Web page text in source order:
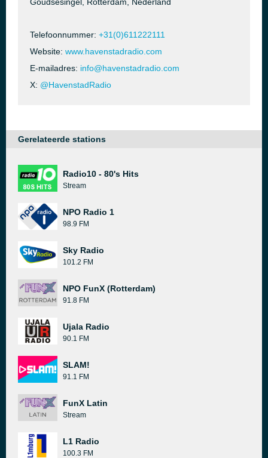
Telefoonnummer: +31(0)611222111
Website: www.havenstadradio.com
E-mailadres: info@havenstadradio.com
X: @HavenstadRadio
Gerelateerde stations
Radio10 - 80's Hits
Stream
NPO Radio 1
98.9 FM
Sky Radio
101.2 FM
NPO FunX (Rotterdam)
91.8 FM
Ujala Radio
90.1 FM
SLAM!
91.1 FM
FunX Latin
Stream
L1 Radio
100.3 FM